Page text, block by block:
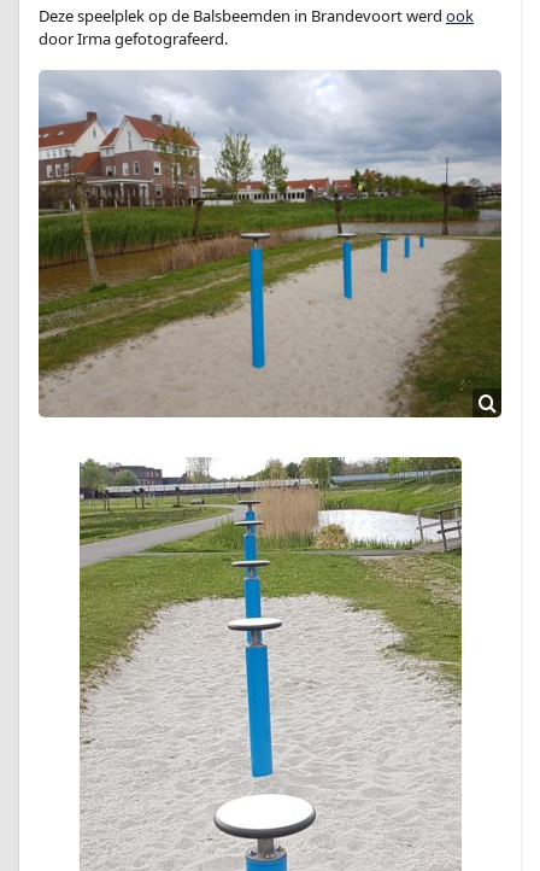
Deze speelplek op de Balsbeemden in Brandevoort werd ook
door Irma gefotografeerd.